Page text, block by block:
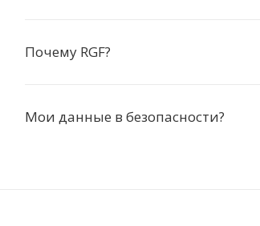
Почему RGF?
Мои данные в безопасности?